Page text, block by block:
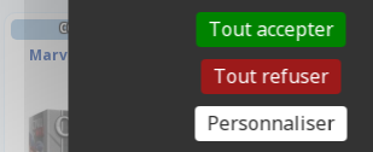
COOPÉRATIF POP-CULTURE
Marvel United - Civil War Marvel
Tout accepter
Tout refuser
Personnaliser